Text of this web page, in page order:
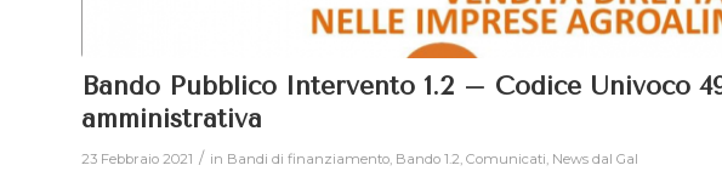
Bando Pubblico Intervento 1.2 – Codice Univoco
amministrativa
23 Febbraio 2021 / in Bandi di finanziamento Bando 1.2 Comunicati News dal Gal